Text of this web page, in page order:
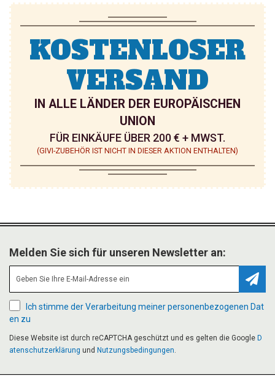
KOSTENLOSER
VERSAND
IN ALLE LÄNDER DER EUROPÄISCHEN
UNION
FÜR EINKÄUFE ÜBER 200 € + MWST.
(GIVI-ZUBEHÖR IST NICHT IN DIESER AKTION ENTHALTEN)
Melden Sie sich für unseren Newsletter an:
Ich stimme der Verarbeitung meiner personenbezogenen Dat
en zu
Diese Website ist durch reCAPTCHA geschützt und es gelten die Google D
atenschutzerklärung und Nutzungsbedingungen.